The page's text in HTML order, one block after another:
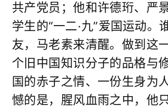
共产党员；他和许德珩、严
学生的“一二·九”爱国运动。
友，马老素来清醒。做到这
个旧中国知识分子的品格与
国的赤子之情、一份生身为
憾的是，腥风血雨之中，他